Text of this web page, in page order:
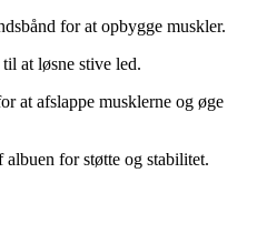
for at opbygge muskler.
at løsne stive led.
at afslappe musklerne og øge
for støtte og stabilitet.